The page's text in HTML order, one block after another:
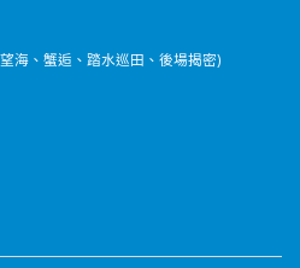
海、蟹逅、踏水巡田、後場揭密)